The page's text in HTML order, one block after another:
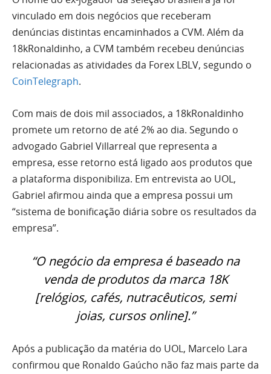
vinculado em dois negócios que receberam
denúncias distintas encaminhados a CVM. Além da
18kRonaldinho, a CVM também recebeu denúncias
relacionadas as atividades da Forex LBLV, segundo o
CoinTelegraph.
Com mais de dois mil associados, a 18kRonaldinho
promete um retorno de até 2% ao dia. Segundo o
advogado Gabriel Villarreal que representa a
empresa, esse retorno está ligado aos produtos que
a plataforma disponibiliza. Em entrevista ao UOL,
Gabriel afirmou ainda que a empresa possui um
“sistema de bonificação diária sobre os resultados da
empresa”.
“O negócio da empresa é baseado na
venda de produtos da marca 18K
[relógios, cafés, nutracêuticos, semi
joias, cursos online].”
Após a publicação da matéria do UOL, Marcelo Lara
confirmou que Ronaldo Gaúcho não faz mais parte da